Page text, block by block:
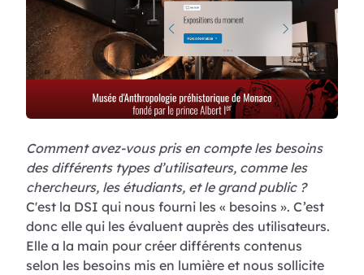
Comment avez-vous pris en compte les besoins
des différents types d’utilisateurs, comme les
chercheurs, les étudiants, et le grand public ?
C'est la DSI qui nous fourni les « besoins ». C’est
donc elle qui les évaluent auprès des utilisateurs.
Elle a la main pour créer différents contenus
selon les besoins mis en lumière et nous sollicite